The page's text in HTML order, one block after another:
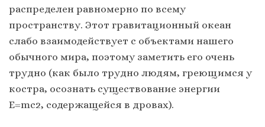
распределен равномерно по всему
пространству. Этот гравитационный океан
слабо взаимодействует с объектами нашего
обычного мира, поэтому заметить его очень
трудно (как было трудно людям, греющимся у
костра, осознать существование энергии
E=mc2, содержащейся в дровах).